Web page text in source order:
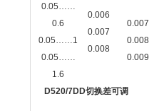
0.05……
0.6
0.05……1
0.05……
1.6
0.006
0.007
0.008
0.007
0.008
0.009
D520/7DD切换差可调